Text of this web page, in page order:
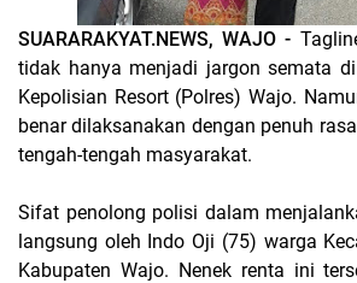
SUARARAKYAT.NEWS, WAJO -
tidak hanya menjadi jargon semata
Kepolisian Resort (Polres) Wajo.
benar dilaksanakan dengan penuh
tengah-tengah masyarakat.
Sifat penolong polisi dalam
langsung oleh Indo Oji (75) warga
Kabupaten Wajo. Nenek renta ini